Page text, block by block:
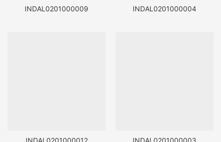
INDAL0201000009 INDAL0201000004
INDAL0201000012 INDAL0201000003